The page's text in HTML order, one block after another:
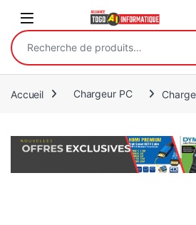
Open
Recherche pour :
Accueil Chargeur PC